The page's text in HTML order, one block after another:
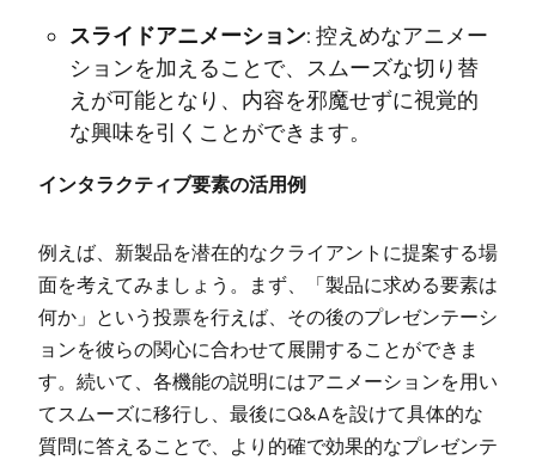
スライドアニメーション: 控えめなアニメー
ションを加えることで、スムーズな切り替
えが可能となり、内容を邪魔せずに視覚的
な興味を引くことができます。
インタラクティブ要素の活用例
例えば、新製品を潜在的なクライアントに提案する場
面を考えてみましょう。まず、「製品に求める要素は
何か」という投票を行えば、その後のプレゼンテーシ
ョンを彼らの関心に合わせて展開することができま
す。続いて、各機能の説明にはアニメーションを用い
てスムーズに移行し、最後にQ&Aを設けて具体的な
質問に答えることで、より的確で効果的なプレゼンテ